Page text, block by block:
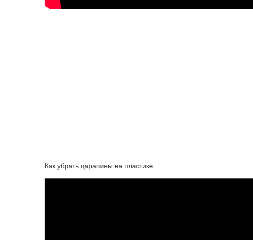
Как убрать царапины на пластике